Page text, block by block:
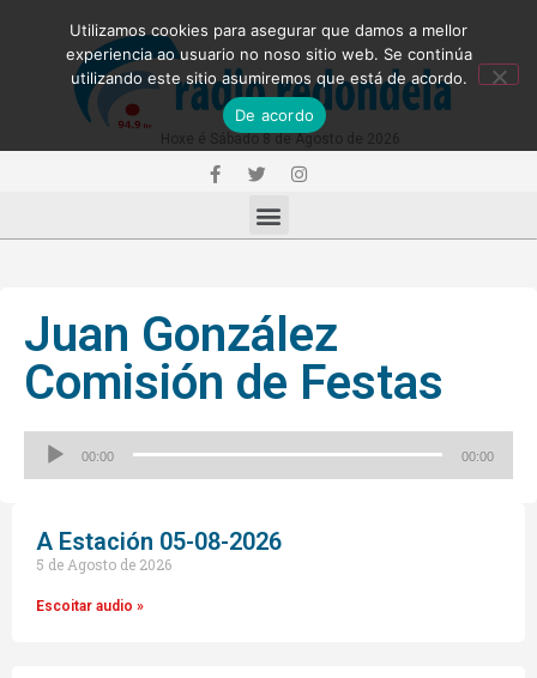
Juan González
Comisión de Festas
00:00 00:00
A Estación 05-08-2026
5 de Agosto de 2026
Escoitar audio »
Utilizamos cookies para asegurar que damos a mellor
experiencia ao usuario no noso sitio web. Se continúa
utilizando este sitio asumiremos que está de acordo.
De acordo